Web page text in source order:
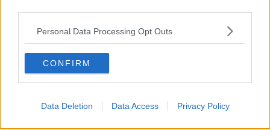
Personal Data Processing Opt Outs
CONFIRM
Data Deletion Data Access Privacy Policy
Sudafrica, è allarme alimentare
Usa di nuovo al centro della geopolitica internazionale
L’appuntamento di Israele con il cambiamento
La farsa delle elezioni in Siria
In Medioriente non ci sono favole, solo realtà
Biden chiama ma Netanyahu non risponde
La forza di Boris Johnson
Biden nuovo alleato armeno contro la Turchia